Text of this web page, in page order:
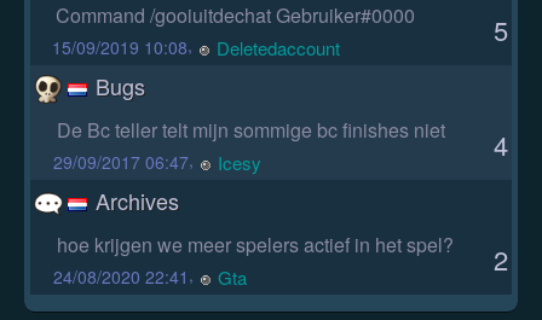
Command /gooiuitdechat Gebruiker#0000
15/09/2019 10:08, Deletedaccount 5
Bugs
De Bc teller telt mijn sommige bc finishes niet
29/09/2017 06:47, Icesy 4
Archives
hoe krijgen we meer spelers actief in het spel?
24/08/2020 22:41 , Gta 2